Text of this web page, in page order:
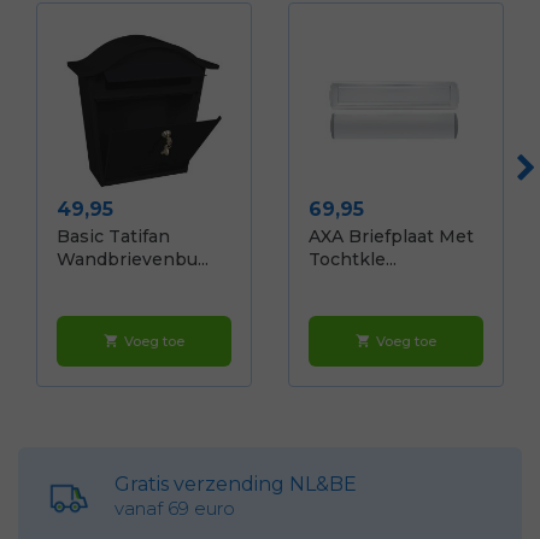
Prijs
49,95
Basic Tatifan
Wandbrievenbu...
shopping_cart Voeg toe
Prijs
69,95
AXA Briefplaat Met
Tochtkle...
shopping_cart Voeg toe
Gratis verzending NL&BE
vanaf 69 euro